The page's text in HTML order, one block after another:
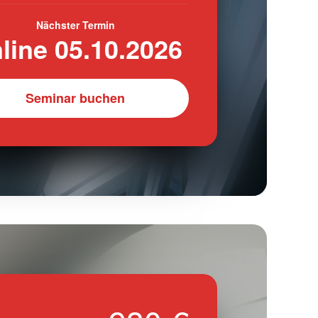
Nächster Termin
05.10.2026
Seminar buchen